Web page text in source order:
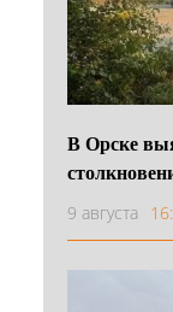
В Орске
9 августа